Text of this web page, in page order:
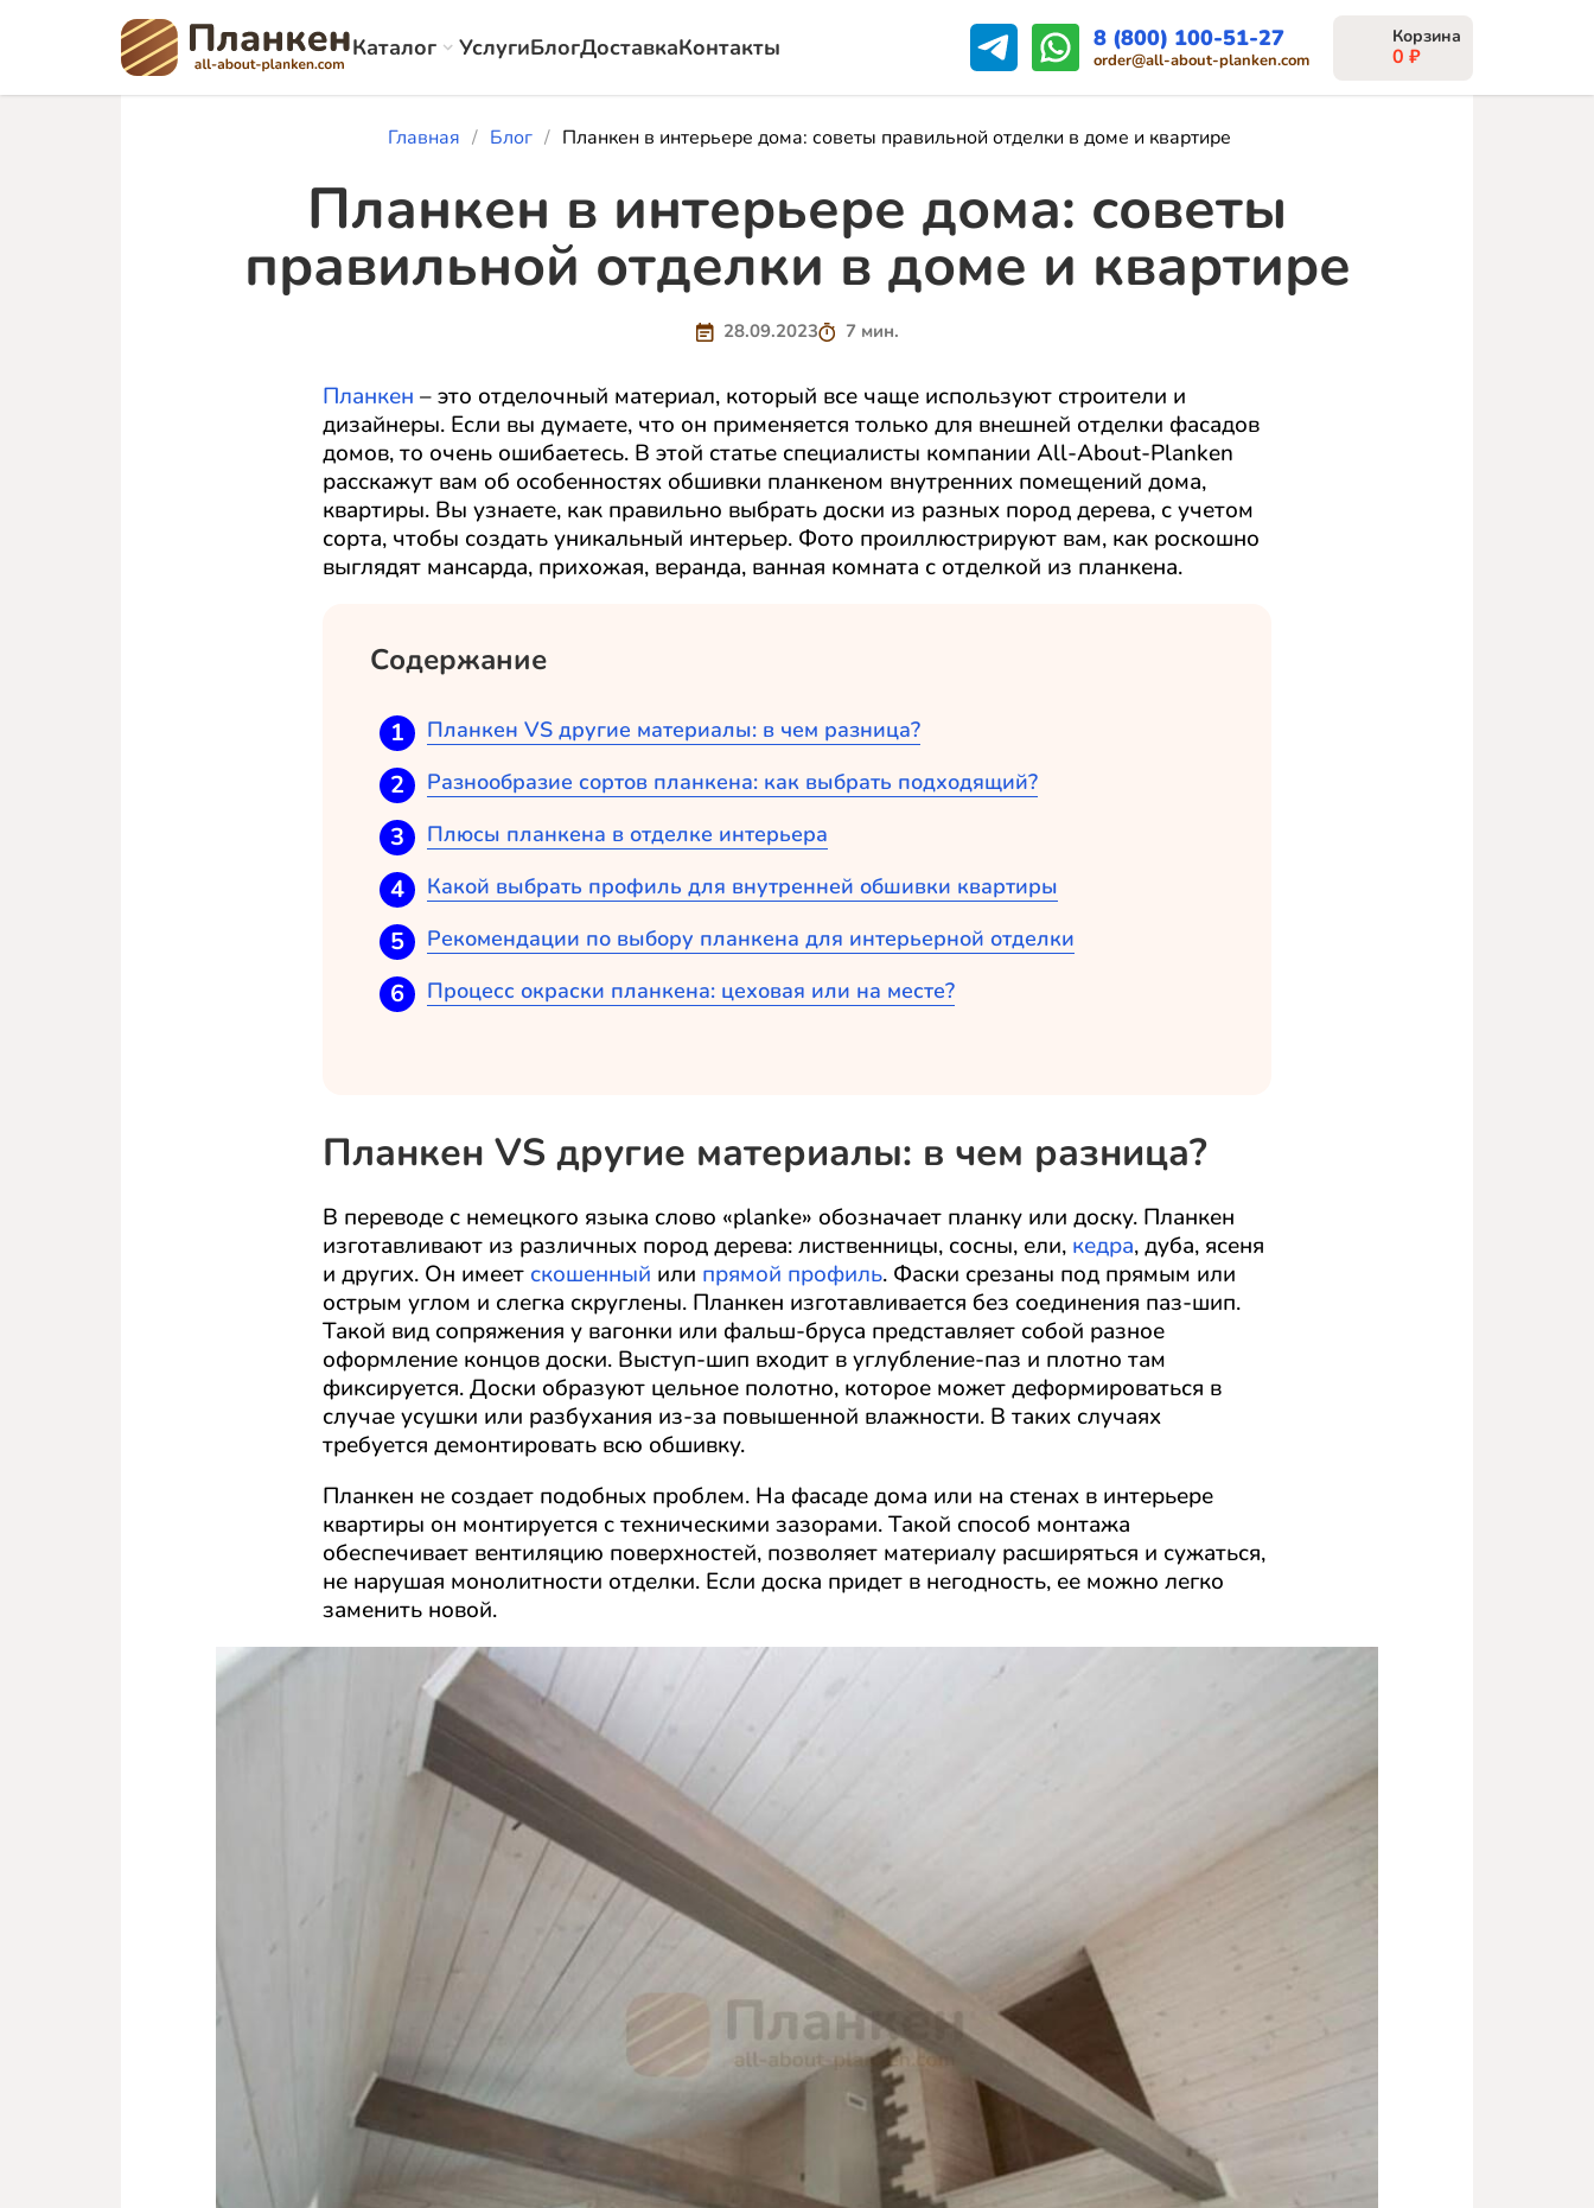
Каталог УслугиБлогДоставкаКонтакты 8 (800) 100-51-27
order@all-about-planken.com 0 ₽
Главная Блог Планкен в интерьере дома: советы правильной отделки в доме и квартире
Планкен в интерьере дома: советы
правильной отделки в доме и квартире
28.09.2023 7 мин.
Планкен – это отделочный материал, который все чаще используют строители и
дизайнеры. Если вы думаете, что он применяется только для внешней отделки фасадов
домов, то очень ошибаетесь. В этой статье специалисты компании All-About-Planken
расскажут вам об особенностях обшивки планкеном внутренних помещений дома,
квартиры. Вы узнаете, как правильно выбрать доски из разных пород дерева, с учетом
сорта, чтобы создать уникальный интерьер. Фото проиллюстрируют вам, как роскошно
выглядят мансарда, прихожая, веранда, ванная комната с отделкой из планкена.
Содержание
Планкен VS другие материалы: в чем разница?
Разнообразие сортов планкена: как выбрать подходящий?
Плюсы планкена в отделке интерьера
Какой выбрать профиль для внутренней обшивки квартиры
Рекомендации по выбору планкена для интерьерной отделки
Процесс окраски планкена: цеховая или на месте?
Планкен VS другие материалы: в чем разница?
В переводе с немецкого языка слово «planke» обозначает планку или доску. Планкен
изготавливают из различных пород дерева: лиственницы, сосны, ели, кедра, дуба, ясеня
и других. Он имеет скошенный или прямой профиль. Фаски срезаны под прямым или
острым углом и слегка скруглены. Планкен изготавливается без соединения паз-шип.
Такой вид сопряжения у вагонки или фальш-бруса представляет собой разное
оформление концов доски. Выступ-шип входит в углубление-паз и плотно там
фиксируется. Доски образуют цельное полотно, которое может деформироваться в
случае усушки или разбухания из-за повышенной влажности. В таких случаях
требуется демонтировать всю обшивку.
Планкен не создает подобных проблем. На фасаде дома или на стенах в интерьере
квартиры он монтируется с техническими зазорами. Такой способ монтажа
обеспечивает вентиляцию поверхностей, позволяет материалу расширяться и сужаться,
не нарушая монолитности отделки. Если доска придет в негодность, ее можно легко
заменить новой.